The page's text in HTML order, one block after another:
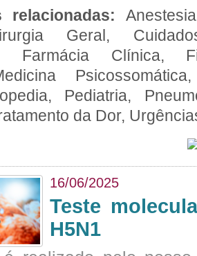
relacionadas:
Geral,
Farmácia Clínica,
Pediatria,
da Dor,
16/06/2025
Teste
H5N1